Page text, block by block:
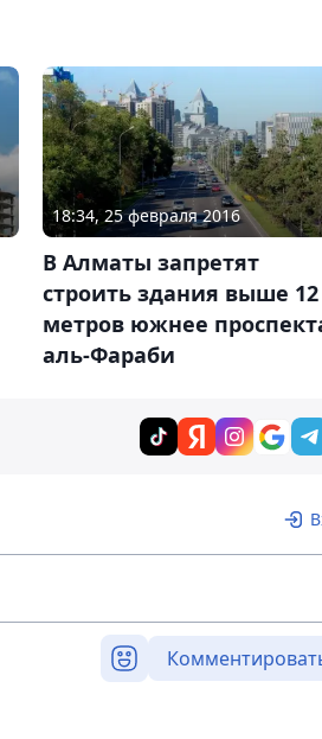
18:34, 25 февраля 2016
В Алматы запретят
строить здания выше 12
метров южнее
аль-Фараби